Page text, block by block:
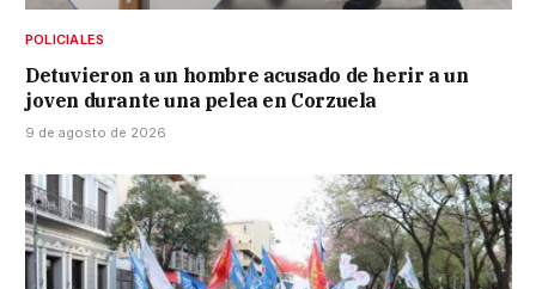
POLICIALES
Detuvieron a un hombre acusado de herir a un
joven durante una pelea en Corzuela
9 de agosto de 2026